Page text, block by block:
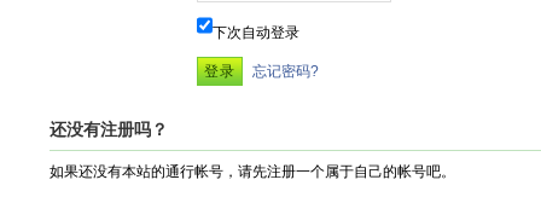
下次自动登录
忘记密码?
还没有注册吗？
如果还没有本站的通行帐号，请先注册一个属于自己的帐号吧。